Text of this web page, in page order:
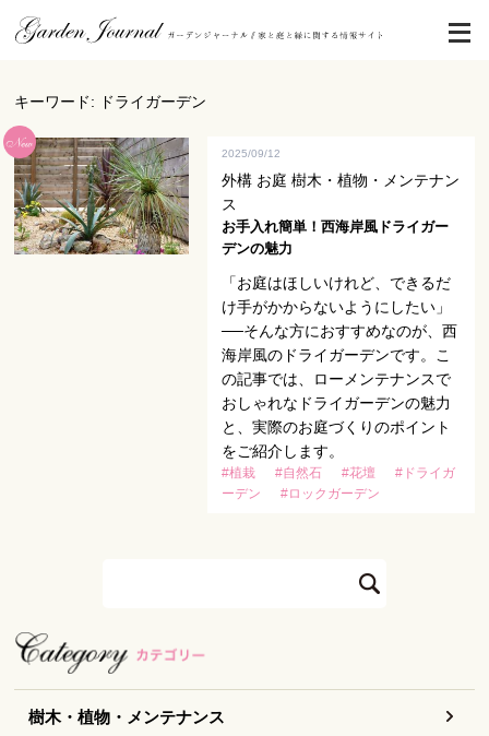
キーワード: ドライガーデン
2025/09/12
外構 お庭 樹木・植物・メンテナン
ス
お手入れ簡単！西海岸風ドライガー
デンの魅力
「お庭はほしいけれど、できるだ
け手がかからないようにしたい」
──そんな方におすすめなのが、西
海岸風のドライガーデンです。こ
の記事では、ローメンテナンスで
おしゃれなドライガーデンの魅力
と、実際のお庭づくりのポイント
をご紹介します。
#植栽 #自然石 #花壇
#ドライガ
ーデン
#ロックガーデン
樹木・植物・メンテナンス